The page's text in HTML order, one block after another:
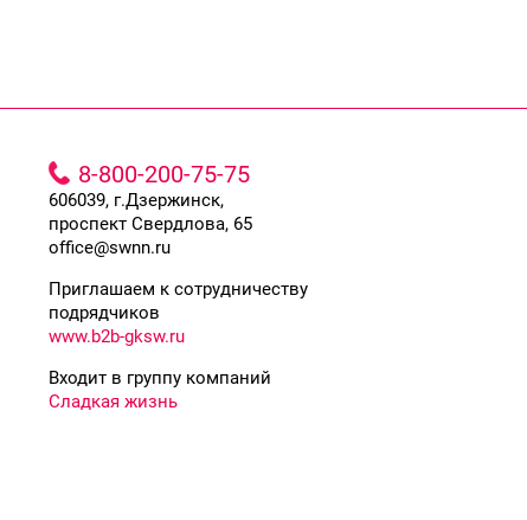
8-800-200-75-75
606039, г.Дзержинск,
проспект Свердлова, 65
office@swnn.ru
Приглашаем к сотрудничеству
подрядчиков
www.b2b-gksw.ru
Входит в группу компаний
Сладкая жизнь